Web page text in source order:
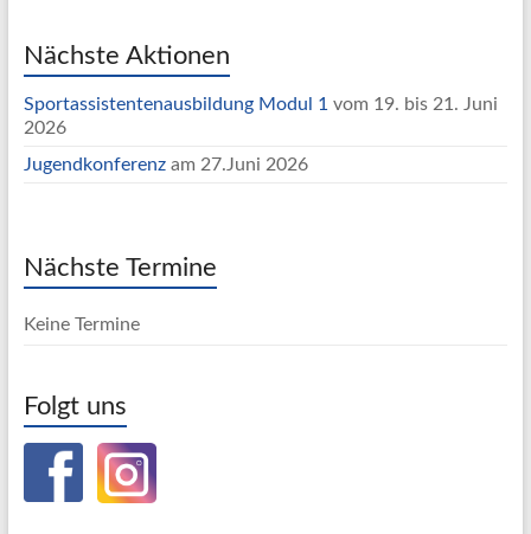
Nächste Aktionen
Sportassistentenausbildung Modul 1 vom 19. bis 21. Juni
2026
Jugendkonferenzam 27.Juni 2026
Nächste Termine
Keine Termine
Folgt uns